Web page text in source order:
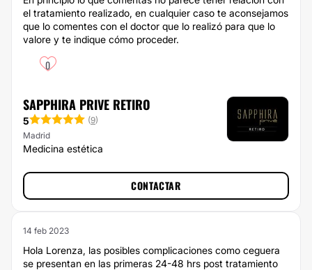
el tratamiento realizado, en cualquier caso te aconsejamos
que lo comentes con el doctor que lo realizó para que lo
valore y te indique cómo proceder.
0
SAPPHIRA PRIVE RETIRO
5 (9)
Madrid
Medicina estética
CONTACTAR
14 feb 2023
Hola Lorenza, las posibles complicaciones como ceguera
se presentan en las primeras 24-48 hrs post tratamiento